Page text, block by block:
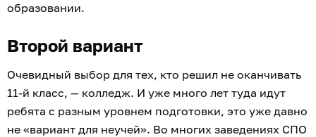
образовании.
Второй вариант
Очевидный выбор для тех, кто решил не оканчивать
11-й класс, — колледж. И уже много лет туда идут
ребята с разным уровнем подготовки, это уже давно
не «вариант для неучей». Во многих заведениях СПО